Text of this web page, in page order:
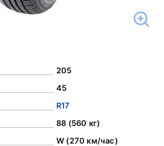
205
45
R17
88 (560 кг)
W (270 км/час)